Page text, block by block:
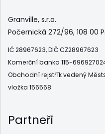
Granville, s.r.o.
Počernická 272/96, 108 00
IČ 28967623, DIČ CZ28967623
Komerční banka 115-
Obchodní rejstřík vedený
vložka 156568
Partneři